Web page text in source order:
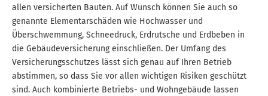
allen versicherten Bauten. Auf Wunsch können Sie auch so
genannte Elementarschäden wie Hochwasser und
Überschwemmung, Schneedruck, Erdrutsche und Erdbeben in
die Ge­bäude­ver­si­che­rung einschließen. Der Umfang des
Versicherungsschutzes lässt sich genau auf Ihren Betrieb
abstimmen, so dass Sie vor allen wichtigen Risiken geschützt
sind. Auch kombinierte Betriebs- und Wohngebäude lassen